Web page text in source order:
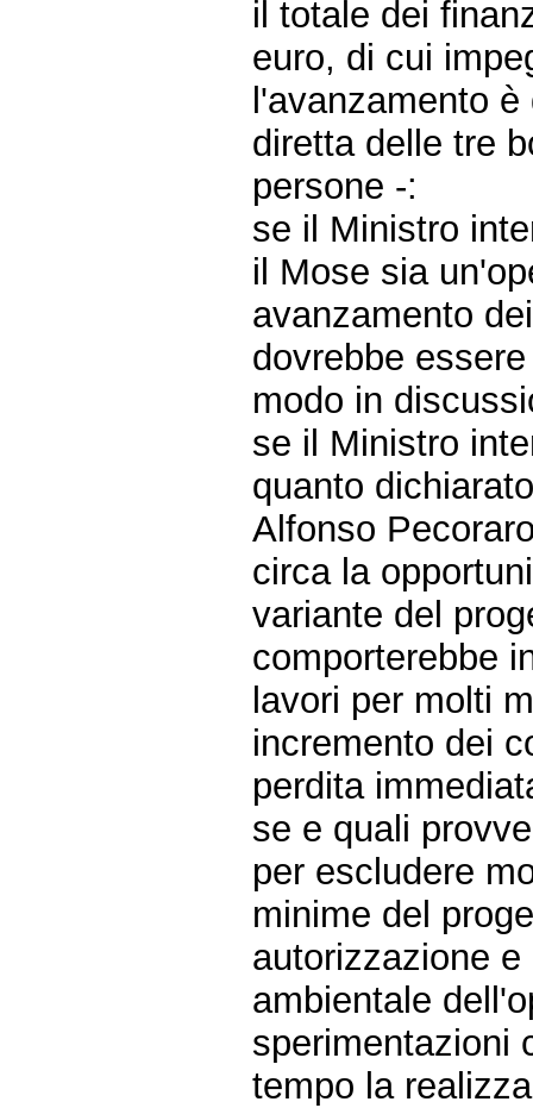
il totale dei
euro, di cui
l'avanzamento
diretta delle tre
persone -:
se il Ministro
il Mose sia
avanzamento
dovrebbe
modo in
se il Ministro
quanto
Alfonso
circa la
variante del
comporterebbe
lavori per molti
incremento dei
perdita
se e quali
per escludere
minime del
autorizzazione
ambientale
sperimentazioni
tempo la